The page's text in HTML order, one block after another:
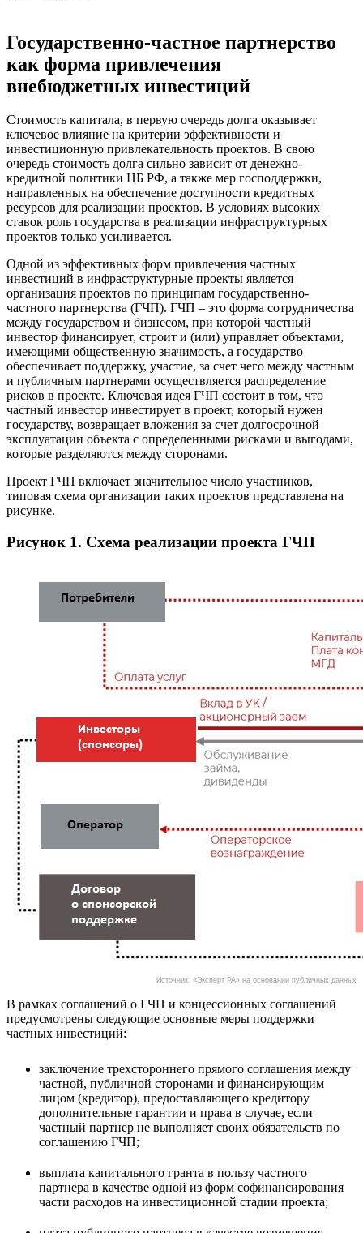
Государственно-частное партнерство
как форма привлечения
внебюджетных инвестиций
Стоимость капитала, в первую очередь долга оказывает
ключевое влияние на критерии эффективности и
инвестиционную привлекательность проектов. В свою
очередь стоимость долга сильно зависит от денежно-
кредитной политики ЦБ РФ, а также мер господдержки,
направленных на обеспечение доступности кредитных
ресурсов для реализации проектов. В условиях высоких
ставок роль государства в реализации инфраструктурных
проектов только усиливается.
Одной из эффективных форм привлечения частных
инвестиций в инфраструктурные проекты является
организация проектов по принципам государственно-
частного партнерства (ГЧП). ГЧП – это форма сотрудничества
между государством и бизнесом, при которой частный
инвестор финансирует, строит и (или) управляет объектами,
имеющими общественную значимость, а государство
обеспечивает поддержку, участие, за счет чего между частным
и публичным партнерами осуществляется распределение
рисков в проекте. Ключевая идея ГЧП состоит в том, что
частный инвестор инвестирует в проект, который нужен
государству, возвращает вложения за счет долгосрочной
эксплуатации объекта с определенными рисками и выгодами,
которые разделяются между сторонами.
Проект ГЧП включает значительное число участников,
типовая схема организации таких проектов представлена на
рисунке.
Рисунок 1. Схема реализации проекта ГЧП
Источник: «Эксперт РА» на основании публичных данных
В рамках соглашений о ГЧП и концессионных соглашений
предусмотрены следующие основные меры поддержки
частных инвестиций:
заключение трехстороннего прямого соглашения между
частной, публичной сторонами и финансирующим
лицом (кредитор), предоставляющего кредитору
дополнительные гарантии и права в случае, если
частный партнер не выполняет своих обязательств по
соглашению ГЧП;
выплата капитального гранта в пользу частного
партнера в качестве одной из форм софинансирования
части расходов на инвестиционной стадии проекта;